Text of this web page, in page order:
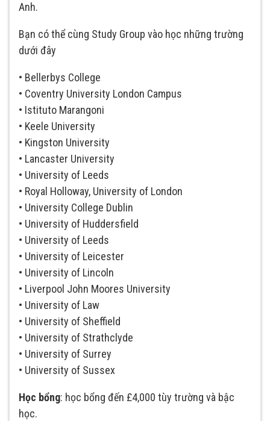
Anh.
Bạn có thể cùng Study Group vào học những trường
dưới đây
• Bellerbys College
• Coventry University London Campus
• Istituto Marangoni
• Keele University
• Kingston University
• Lancaster University
• University of Leeds
• Royal Holloway, University of London
• University College Dublin
• University of Huddersfield
• University of Leeds
• University of Leicester
• University of Lincoln
• Liverpool John Moores University
• University of Law
• University of Sheffield
• University of Strathclyde
• University of Surrey
• University of Sussex
Học bổng: học bổng đến £4,000 tùy trường và bậc
học.